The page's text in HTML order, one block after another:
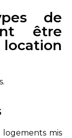
de
être
logements mis